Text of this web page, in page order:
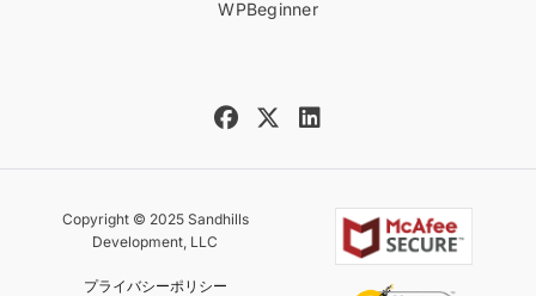
WPBeginner
Copyright © 2025 Sandhills
Development, LLC
プライバシーポリシー